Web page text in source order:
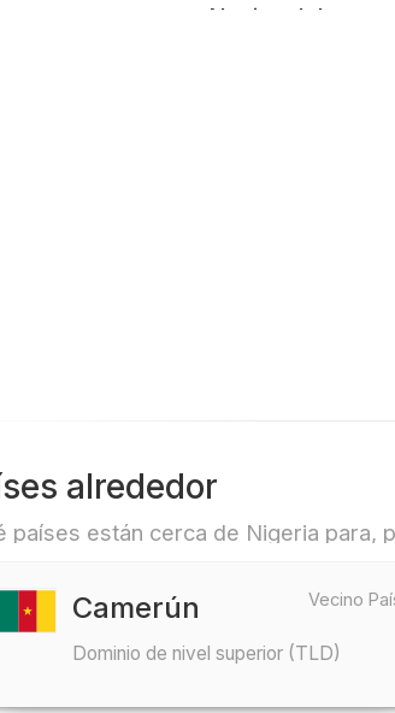
Nacional de
alrededor
países están cerca de Nigeria para,
Vecino
Camerún
Dominio de nivel superior (TLD)